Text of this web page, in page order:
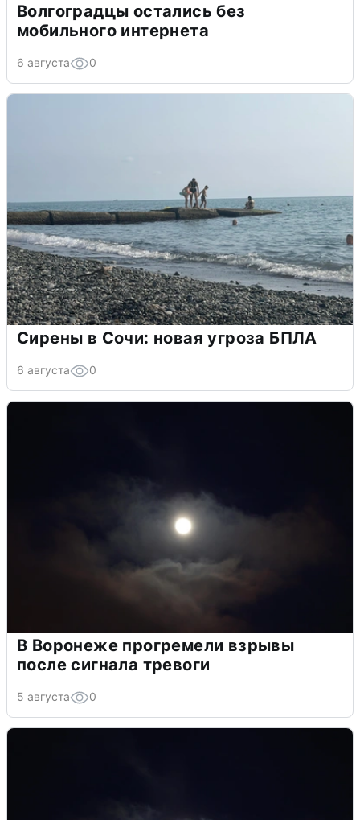
Волгоградцы остались без
мобильного интернета
6 августа 0
Сирены в Сочи: новая угроза БПЛА
6 августа 0
В Воронеже прогремели взрывы
после сигнала тревоги
5 августа 0